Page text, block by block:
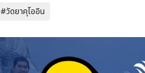
#วัดยาคุโออิน